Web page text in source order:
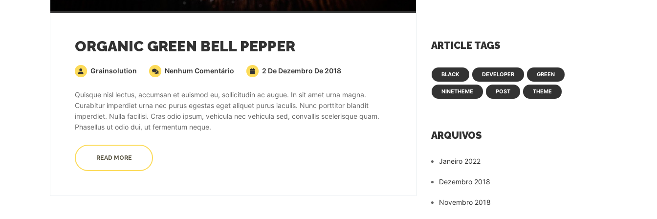
ORGANIC GREEN BELL PEPPER
Grainsolution Nenhum Comentário 2 De Dezembro De 2018
Quisque nisl lectus, accumsan et euismod eu, sollicitudin ac augue. In sit amet urna magna.
Curabitur imperdiet urna nec purus egestas eget aliquet purus iaculis. Nunc porttitor blandit
imperdiet. Nulla facilisi. Cras odio ipsum, vehicula nec vehicula sed, convallis scelerisque quam.
Phasellus ut odio dui, ut fermentum neque.
READ MORE
ARTICLE TAGS
BLACK DEVELOPER GREEN
NINETHEME POST THEME
ARQUIVOS
Janeiro 2022
Dezembro 2018
Novembro 2018